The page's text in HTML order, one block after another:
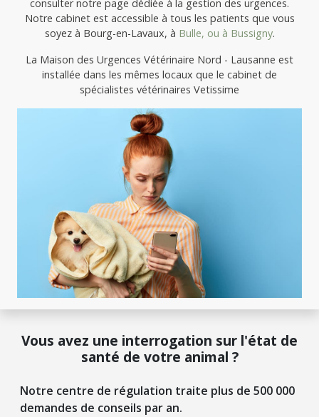
consulter notre page dédiée à la gestion des urgences.
Notre cabinet est accessible à tous les patients que vous
soyez à Bourg-en-Lavaux, à Bulle, ou à Bussigny.
La Maison des Urgences Vétérinaire Nord - Lausanne est
installée dans les mêmes locaux que le cabinet de
spécialistes vétérinaires Vetissime
Vous avez une interrogation sur l'état de
santé de votre animal ?
Notre centre de régulation traite plus de 500 000
demandes de conseils par an.